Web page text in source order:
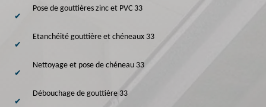
Pose de gouttières zinc et PVC 33
Etanchéité gouttière et chéneaux 33
Nettoyage et pose de chéneau 33
Débouchage de gouttière 33